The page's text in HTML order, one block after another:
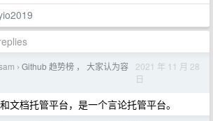
› Github 趋势榜 ， 大家认为容
2021 年 11 月 28
日
文档托管平台，是一个言论托管平台。